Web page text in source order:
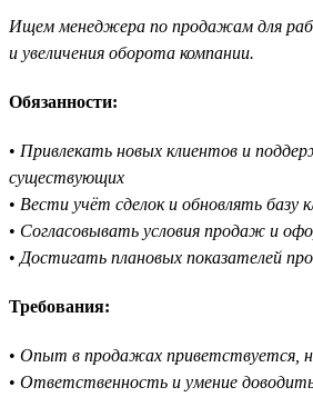
Ищем менеджера по продажам для
и увеличения оборота компании.
Обязанности:
• Привлекать новых клиентов и
существующих
• Вести учёт сделок и обновлять базу
• Согласовывать условия продаж и
• Достигать плановых показателей
Требования:
• Опыт в продажах приветствуется,
• Ответственность и умение